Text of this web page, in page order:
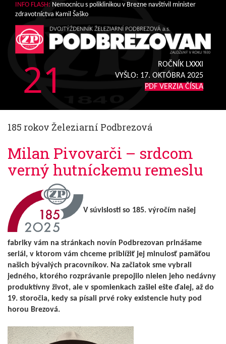
INFO FLASH: Nemocnicu s poliklinikou v Brezne navštívil minister
zdravotníctva Kamil Šaško
21
ROČNÍK LXXXI
VYŠLO: 17. OKTÓBRA 2025
PDF VERZIA ČÍSLA
185 rokov Železiarní Podbrezová
Milan Pivovarči – srdcom
verný hutníckemu remeslu
V súvislosti so 185. výročím našej
fabriky vám na stránkach novín Podbrezovan prinášame
seriál, v ktorom vám chceme priblížiť jej minulosť pamäťou
našich bývalých pracovníkov. Na začiatok sme vybrali
jedného, ktorého rozprávanie prepojilo nielen jeho nedávny
produktívny život, ale v spomienkach zašiel ešte ďalej, až do
19. storočia, kedy sa písali prvé roky existencie huty pod
horou Brezová.